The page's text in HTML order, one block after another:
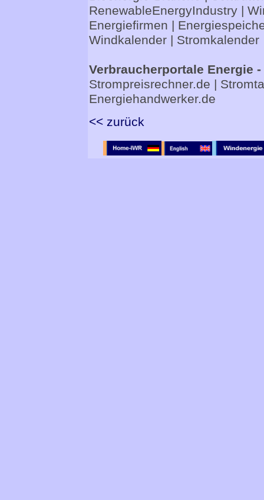
RenewableEnergyIndustry|
Energiefirmen |
Windkalender| Stromkalender
Verbraucherportale Energie
Strompreisrechner.de |
Energiehandwerker.de
<< zurück